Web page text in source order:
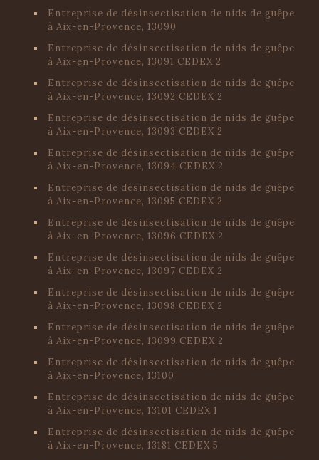
Entreprise de désinsectisation de nids de guêpe
à Aix-en-Provence, 13090
Entreprise de désinsectisation de nids de guêpe
à Aix-en-Provence, 13091 CEDEX 2
Entreprise de désinsectisation de nids de guêpe
à Aix-en-Provence, 13092 CEDEX 2
Entreprise de désinsectisation de nids de guêpe
à Aix-en-Provence, 13093 CEDEX 2
Entreprise de désinsectisation de nids de guêpe
à Aix-en-Provence, 13094 CEDEX 2
Entreprise de désinsectisation de nids de guêpe
à Aix-en-Provence, 13095 CEDEX 2
Entreprise de désinsectisation de nids de guêpe
à Aix-en-Provence, 13096 CEDEX 2
Entreprise de désinsectisation de nids de guêpe
à Aix-en-Provence, 13097 CEDEX 2
Entreprise de désinsectisation de nids de guêpe
à Aix-en-Provence, 13098 CEDEX 2
Entreprise de désinsectisation de nids de guêpe
à Aix-en-Provence, 13099 CEDEX 2
Entreprise de désinsectisation de nids de guêpe
à Aix-en-Provence, 13100
Entreprise de désinsectisation de nids de guêpe
à Aix-en-Provence, 13101 CEDEX 1
Entreprise de désinsectisation de nids de guêpe
à Aix-en-Provence, 13181 CEDEX 5